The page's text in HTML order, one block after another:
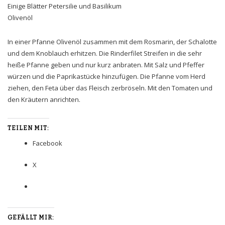
Einige Blätter Petersilie und Basilikum
Olivenöl
In einer Pfanne Olivenöl zusammen mit dem Rosmarin, der Schalotte
und dem Knoblauch erhitzen. Die Rinderfilet Streifen in die sehr
heiße Pfanne geben und nur kurz anbraten. Mit Salz und Pfeffer
würzen und die Paprikastücke hinzufügen. Die Pfanne vom Herd
ziehen, den Feta über das Fleisch zerbröseln. Mit den Tomaten und
den Kräutern anrichten.
TEILEN MIT:
Facebook
X
GEFÄLLT MIR: